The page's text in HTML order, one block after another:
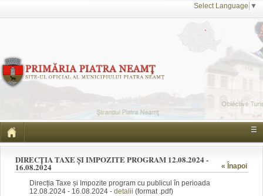
Select Language ▼
☰
« Înapoi
DIRECȚIA TAXE ȘI IMPOZITE PROGRAM 12.08.2024 -
16.08.2024
Direcția Taxe și Impozite program cu publicul în perioada
12.08.2024 - 16.08.2024 - detalii (format .pdf)